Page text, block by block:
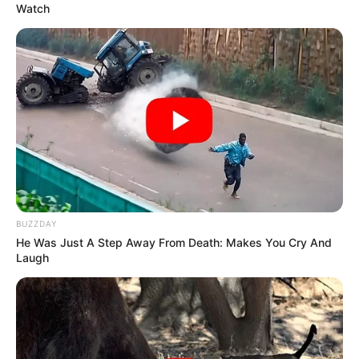
Η omertà της Covid
Πέμπτη, 29 Σεπτεμβρίου 2022, 19:54
Η omertà της Covid… “Αλλά...
Ο Υπόγειος Πόλεμος είναι
γεγονός.. Το κυνήγι είναι σε
εξέλιξη
Κεντρικό Ισραηλιτικό
Συμβούλιο: Αντιδρά για την
προαγωγή της Παγουτέλη
στην αντιπροεδρία του...
Watch
BUZZDAY
He Was Just A Step Away From Death: Makes You Cry And
Laugh